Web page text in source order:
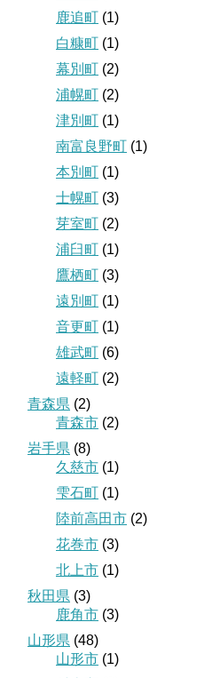
鹿追町 (1)
白糠町 (1)
幕別町 (2)
浦幌町 (2)
津別町 (1)
南富良野町 (1)
本別町 (1)
士幌町 (3)
芽室町 (2)
浦臼町 (1)
鷹栖町 (3)
遠別町 (1)
音更町 (1)
雄武町 (6)
遠軽町 (2)
青森県 (2)
青森市 (2)
岩手県 (8)
久慈市 (1)
雫石町 (1)
陸前高田市 (2)
花巻市 (3)
北上市 (1)
秋田県 (3)
鹿角市 (3)
山形県 (48)
山形市 (1)